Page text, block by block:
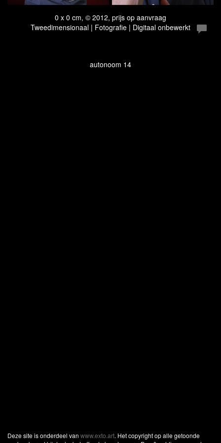
0 x 0 cm, © 2012, prijs op aanvraag
Tweedimensionaal | Fotografie | Digitaal onbewerkt
autonoom 14
Deze site is onderdeel van www.exto.art. Het copyright op alle getoonde